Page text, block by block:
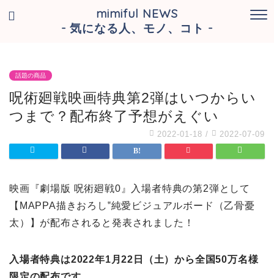
mimiful NEWS
- 気になる人、モノ、コト -
話題の商品
呪術廻戦映画特典第2弾はいつからい
つまで？配布終了予想がえぐい
2022-01-18 / 2022-07-09
映画『劇場版 呪術廻戦0』入場者特典の第2弾として
【MAPPA描きおろし‟純愛ビジュアルボード（乙骨憂
太）】が配布されると発表されました！
入場者特典は2022年1月22日（土）から全国50万名様